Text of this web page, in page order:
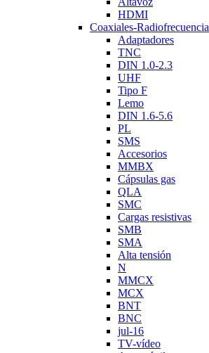
HDMI
Coaxiales-Radiofrecuencia
Adaptadores
TNC
DIN 1.0-2.3
UHF
Tipo F
Lemo
DIN 1.6-5.6
PL
SMS
Accesorios
MMBX
Cápsulas gas
QLA
SMC
Cargas resistivas
SMB
SMA
Alta tensión
N
MMCX
MCX
BNT
BNC
jul-16
TV-vídeo